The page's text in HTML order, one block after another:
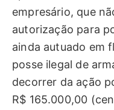
empresário, que
autorização para
ainda autuado em
posse ilegal de
decorrer da ação
R$ 165.000,00